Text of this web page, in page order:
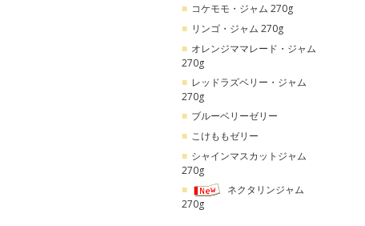
コケモモ・ジャム 270g
リンゴ・ジャム 270g
オレンジママレード・ジャム
270g
レッドラズベリー・ジャム
270g
ブルーベリーゼリー
こけももゼリー
シャインマスカットジャム
270g
ネクタリンジャム
270g